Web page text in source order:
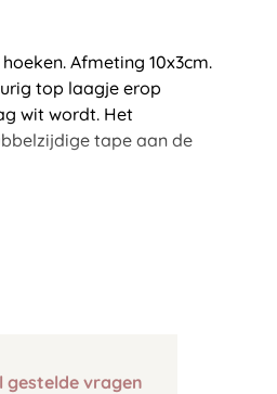
Afmeting 10x3cm.
top laagje erop
wit wordt. Het
tape aan de
gestelde vragen